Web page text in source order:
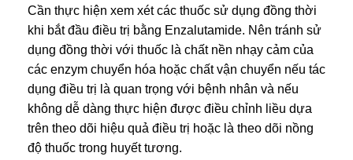
Cần thực hiện xem xét các thuốc sử dụng đồng thời
khi bắt đầu điều trị bằng Enzalutamide. Nên tránh sử
dụng đồng thời với thuốc là chất nền nhạy cảm của
các enzym chuyển hóa hoặc chất vận chuyển nếu tác
dụng điều trị là quan trọng với bệnh nhân và nếu
không dễ dàng thực hiện được điều chỉnh liều dựa
trên theo dõi hiệu quả điều trị hoặc là theo dõi nồng
độ thuốc trong huyết tương.